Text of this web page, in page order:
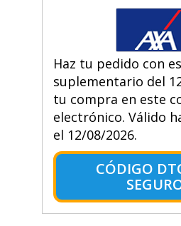
Haz tu pedido con
suplementario del
tu compra en este
electrónico. Válido
el 12/08/2026.
CÓDIGO